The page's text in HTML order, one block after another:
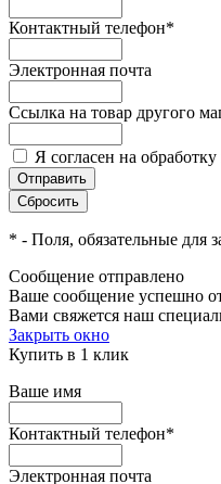
Контактный телефон*
Электронная почта
Ссылка на товар другого
Я согласен на
* - Поля, обязательные для
Сообщение отправлено
Ваше сообщение успешно
Вами свяжется наш
Закрыть окно
Купить в 1 клик
Ваше имя
Контактный телефон*
Электронная почта